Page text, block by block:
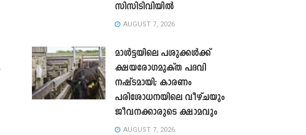
സിസിടിവിയിൽ
AUGUST 7, 2026
മാൾട്ടയിലെ പശുക്കൾക്ക്
ക്ഷയരോഗമുക്ത പദവി
നഷ്ടമായി; കാരണം
പരിശോധനയിലെ വീഴ്ചയും
ജീവനക്കാരുടെ ക്ഷാമവും
AUGUST 7, 2026